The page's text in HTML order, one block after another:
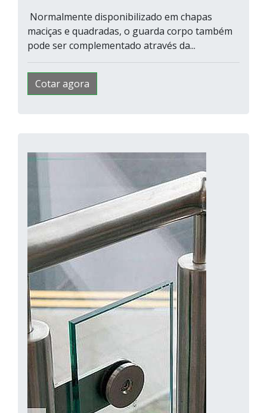
Normalmente disponibilizado em chapas
maciças e quadradas, o guarda corpo também
pode ser complementado através da...
Cotar agora